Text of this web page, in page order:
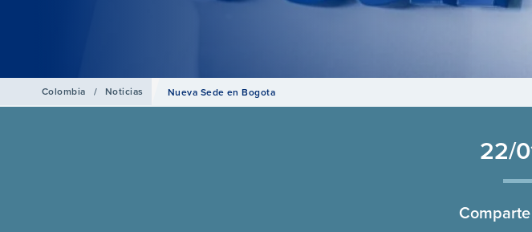
Colombia / Noticias Nueva Sede en Bogota
22/